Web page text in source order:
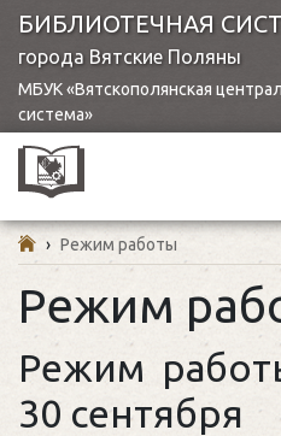
БИБЛИОТЕЧНАЯ
города Вятские Поляны
МБУК «Вятскополянская
система»
› Режим работы
Режим
Режим
30 сентября